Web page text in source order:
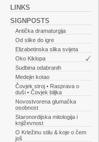
LINKS
SIGNPOSTS
Antička dramaturgija
Od slike do igre
Elizabetinska slika svijeta
Oko Kiklopa
Sudbina odabranih
Medejin kotao
Čovjek stroj • Rasprava o
duši • Čovjek biljka
Novostvorena glumačka
osobnost
Staronordijska mitologija i
književnost
O Krležinu stilu & koje o čem
još